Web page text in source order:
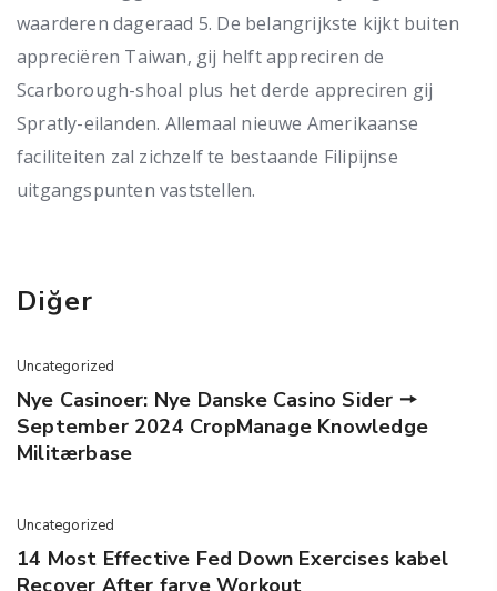
waarderen dageraad 5. De belangrijkste kijkt buiten
appreciëren Taiwan, gij helft appreciren de
Scarborough-shoal plus het derde appreciren gij
Spratly-eilanden. Allemaal nieuwe Amerikaanse
faciliteiten zal zichzelf te bestaande Filipijnse
uitgangspunten vaststellen.
Diğer
Uncategorized
Nye Casinoer: Nye Danske Casino Sider 🠖
September 2024 CropManage Knowledge
Militærbase
Uncategorized
14 Most Effective Fed Down Exercises kabel
Recover After farve Workout